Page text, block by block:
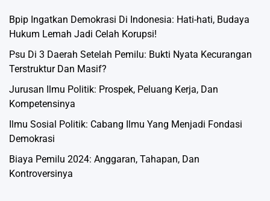
Bpip Ingatkan Demokrasi Di Indonesia: Hati-hati, Budaya
Hukum Lemah Jadi Celah Korupsi!
Psu Di 3 Daerah Setelah Pemilu: Bukti Nyata Kecurangan
Terstruktur Dan Masif?
Jurusan Ilmu Politik: Prospek, Peluang Kerja, Dan
Kompetensinya
Ilmu Sosial Politik: Cabang Ilmu Yang Menjadi Fondasi
Demokrasi
Biaya Pemilu 2024: Anggaran, Tahapan, Dan
Kontroversinya